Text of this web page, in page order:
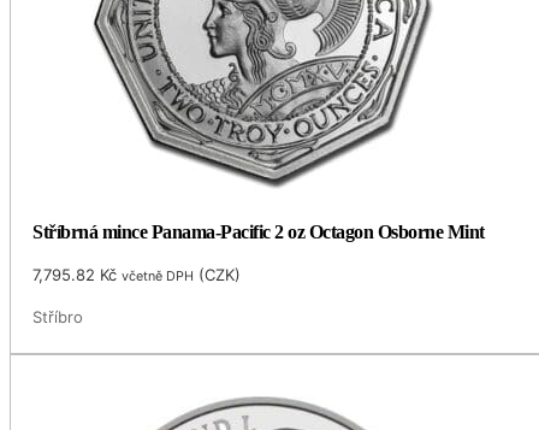
Stříbrná mince Panama-Pacific 2 oz Octagon Osborne Mint
7,795.82 Kč včetně DPH (CZK)
Stříbro